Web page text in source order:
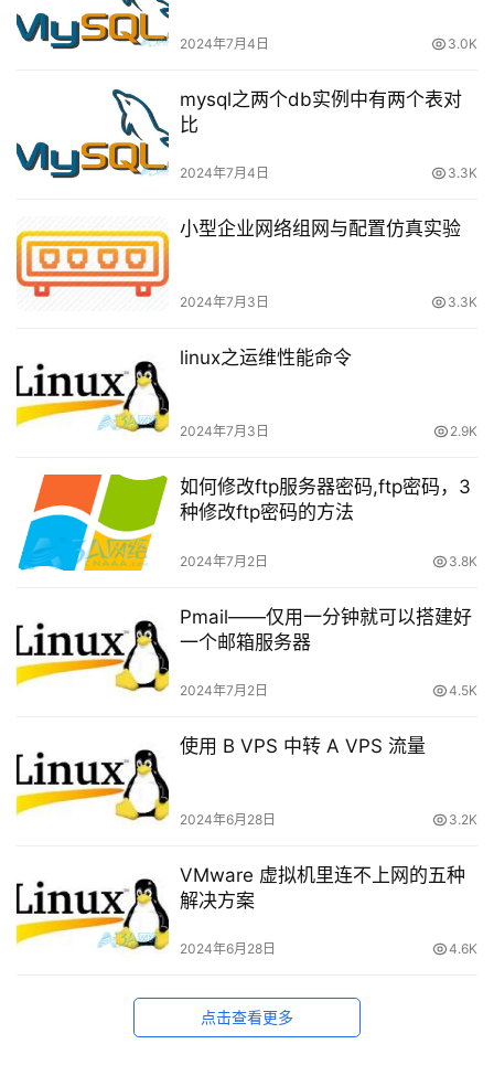
资
源
付
容
-
会
单
2024年7月4日 3.0K
mysql之两个db实例中有两个表对
比
2024年7月4日 3.3K
小型企业网络组网与配置仿真实验
2024年7月3日 3.3K
linux之运维性能命令
2024年7月3日 2.9K
如何修改ftp服务器密码,ftp密码，3
种修改ftp密码的方法
2024年7月2日 3.8K
Pmail——仅用一分钟就可以搭建好
一个邮箱服务器
2024年7月2日 4.5K
使用 B VPS 中转 A VPS 流量
2024年6月28日 3.2K
VMware 虚拟机里连不上网的五种
解决方案
2024年6月28日 4.6K
点击查看更多